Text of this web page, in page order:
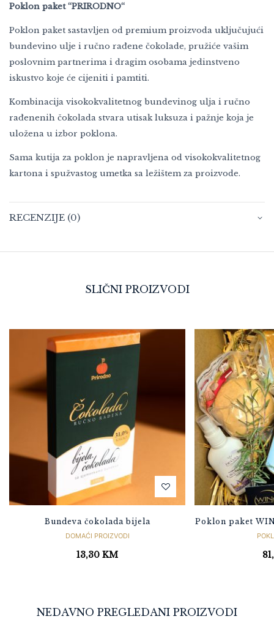
Poklon paket “PRIRODNO“
Poklon paket sastavljen od premium proizvoda uključujući
bundevino ulje i ručno rađene čokolade, pružiće vašim
poslovnim partnerima i dragim osobama jedinstveno
iskustvo koje će cijeniti i pamtiti.
Kombinacija visokokvalitetnog bundevinog ulja i ručno
rađenenih čokolada stvara utisak luksuza i pažnje koja je
uložena u izbor poklona.
Sama kutija za poklon je napravljena od visokokvalitetnog
kartona i spužvastog umetka sa ležištem za proizvode.
RECENZIJE (0)
SLIČNI PROIZVODI
Bundeva čokolada bijela
DOMAĆI PROIZVODI
13,30 KM
Poklon paket
NEDAVNO PREGLEDANI PROIZVODI